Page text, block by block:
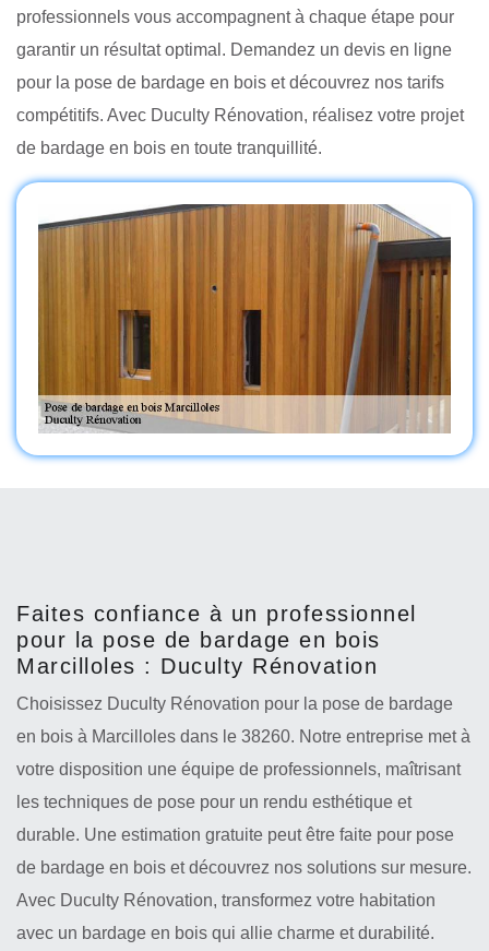
professionnels vous accompagnent à chaque étape pour
garantir un résultat optimal. Demandez un devis en ligne
pour la pose de bardage en bois et découvrez nos tarifs
compétitifs. Avec Duculty Rénovation, réalisez votre projet
de bardage en bois en toute tranquillité.
Faites confiance à un professionnel
pour la pose de bardage en bois
Marcilloles : Duculty Rénovation
Choisissez Duculty Rénovation pour la pose de bardage
en bois à Marcilloles dans le 38260. Notre entreprise met à
votre disposition une équipe de professionnels, maîtrisant
les techniques de pose pour un rendu esthétique et
durable. Une estimation gratuite peut être faite pour pose
de bardage en bois et découvrez nos solutions sur mesure.
Avec Duculty Rénovation, transformez votre habitation
avec un bardage en bois qui allie charme et durabilité.